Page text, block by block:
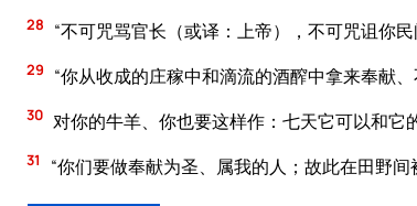
28 “不可咒骂官长（或译：上帝），不可咒诅你民
29 “你从收成的庄稼中和滴流的酒醡中拿来奉献
30 对你的牛羊、你也要这样作：七天它可以和它
31 “你们要做奉献为圣、属我的人；故此在田野